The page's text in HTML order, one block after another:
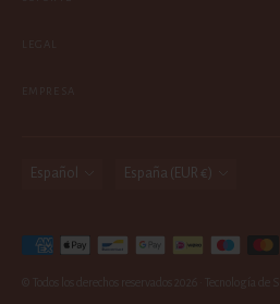
idioma
Español moneda
España (EUR €)
Métodos